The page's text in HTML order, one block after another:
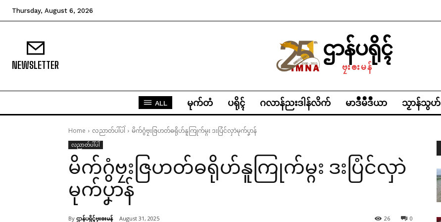
Thursday, August 6, 2026
NEWSLETTER
ဌာန်ပရိုၚ်
ဗၠးၜးမန်
ALL မုက်တံ ပရိုၚ် ဂလာန်ညးဒါန်လိက် မာဒဳမဳဒဳယာ သၟာန်သွဟ်
Home လညာတ်ပါ်ပါဲ မိက်ဂွံဗၠးဇြဟတ်ဓရိုဟ်နူကြုက်မ္ဂး ဒးပြံင်လှာဲမုက်ပၞာန်
လညာတ်ပါ်ပါဲ
မိက်ဂွံဗၠးဇြဟတ်ဓရိုဟ်နူကြုက်မ္ဂး ဒးပြံင်လှာဲ
မုက်ပၞာန်
By ဌာန်ပရိုၚ်ဗၠးၜးမန် August 31, 2025 0
26